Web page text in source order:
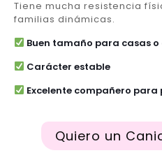
Tiene mucha resistencia
familias dinámicas.
Buen tamaño para casas
Carácter estable
Excelente compañero para
Quiero un